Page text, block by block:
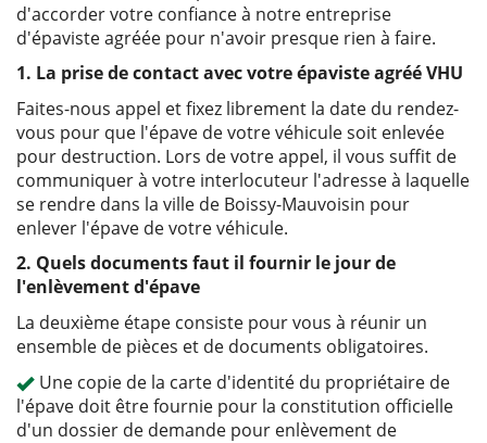
d'accorder votre confiance à notre entreprise
d'épaviste agréée pour n'avoir presque rien à faire.
1. La prise de contact avec votre épaviste agréé VHU
Faites-nous appel et fixez librement la date du rendez-
vous pour que l'épave de votre véhicule soit enlevée
pour destruction. Lors de votre appel, il vous suffit de
communiquer à votre interlocuteur l'adresse à laquelle
se rendre dans la ville de Boissy-Mauvoisin pour
enlever l'épave de votre véhicule.
2. Quels documents faut il fournir le jour de
l'enlèvement d'épave
La deuxième étape consiste pour vous à réunir un
ensemble de pièces et de documents obligatoires.
Une copie de la carte d'identité du propriétaire de
l'épave doit être fournie pour la constitution officielle
d'un dossier de demande pour enlèvement de